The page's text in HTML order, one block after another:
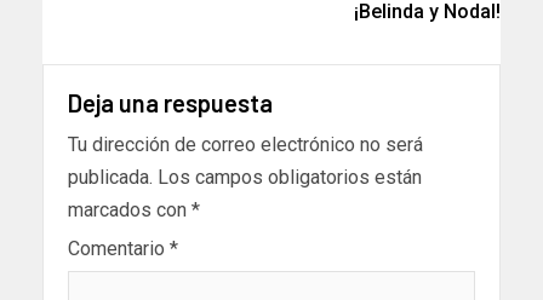
¡Belinda y Nodal!
Deja una respuesta
Tu dirección de correo electrónico no será
publicada. Los campos obligatorios están
marcados con *
Comentario *